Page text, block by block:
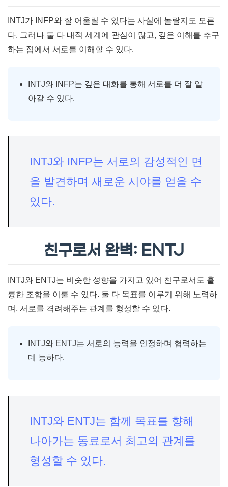
INTJ가 INFP와 잘 어울릴 수 있다는 사실에 놀랄지도 모른
다. 그러나 둘 다 내적 세계에 관심이 많고, 깊은 이해를 추구
하는 점에서 서로를 이해할 수 있다.
INTJ와 INFP는 깊은 대화를 통해 서로를 더 잘 알
아갈 수 있다.
INTJ와 INFP는 서로의 감성적인 면
을 발견하며 새로운 시야를 얻을 수
있다.
친구로서 완벽: ENTJ
INTJ와 ENTJ는 비슷한 성향을 가지고 있어 친구로서도 훌
륭한 조합을 이룰 수 있다. 둘 다 목표를 이루기 위해 노력하
며, 서로를 격려해주는 관계를 형성할 수 있다.
INTJ와 ENTJ는 서로의 능력을 인정하며 협력하는
데 능하다.
INTJ와 ENTJ는 함께 목표를 향해
나아가는 동료로서 최고의 관계를
형성할 수 있다.